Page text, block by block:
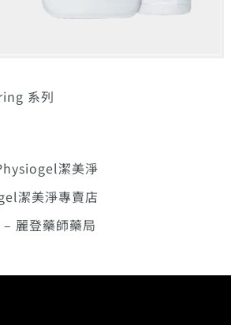
系列
潔美淨
潔美淨專賣店
麗登藥師藥局